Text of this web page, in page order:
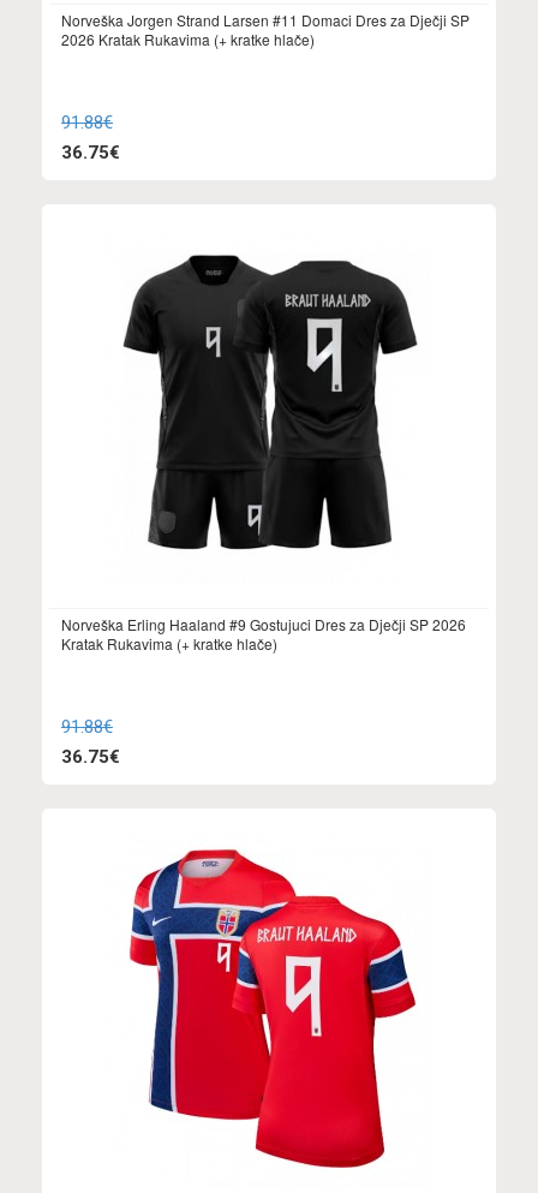
Norveška Jorgen Strand Larsen #11 Domaci Dres za Dječji SP
2026 Kratak Rukavima (+ kratke hlače)
91.88€
36.75€
Norveška Erling Haaland #9 Gostujuci Dres za Dječji SP 2026
Kratak Rukavima (+ kratke hlače)
91.88€
36.75€